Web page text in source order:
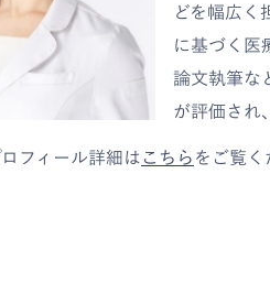
どを幅広く
に基づく医
論文執筆な
が評価され
フィール詳細は こちら をご覧く